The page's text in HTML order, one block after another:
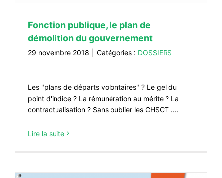
Fonction publique, le plan de
démolition du gouvernement
29 novembre 2018 Catégories : DOSSIERS
Les "plans de départs volontaires" ? Le gel du
point d'indice ? La rémunération au mérite ? La
contractualisation ? Sans oublier les CHSCT ....
Lire la suite